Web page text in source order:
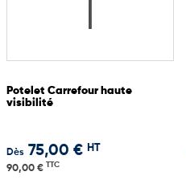
Potelet Carrefour haute
visibilité
Dès 75,00 € HT
90,00 € TTC